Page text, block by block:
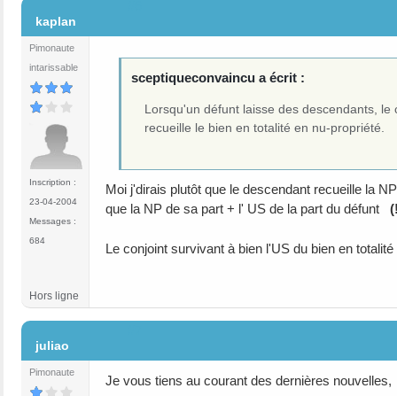
kaplan
Pimonaute
intarissable
Inscription :
23-04-2004
Messages :
684
sceptiqueconvaincu a écrit :
Lorsqu'un défunt laisse des descendants,
recueille le bien en totalité en nu-propriété.
Moi j'dirais plutôt que le descendant recueille la
que la NP de sa part + l' US de la part du défunt
Le conjoint survivant à bien l'US du bien en
Hors ligne
juliao
Pimonaute
Je vous tiens au courant des dernières nouvelles,